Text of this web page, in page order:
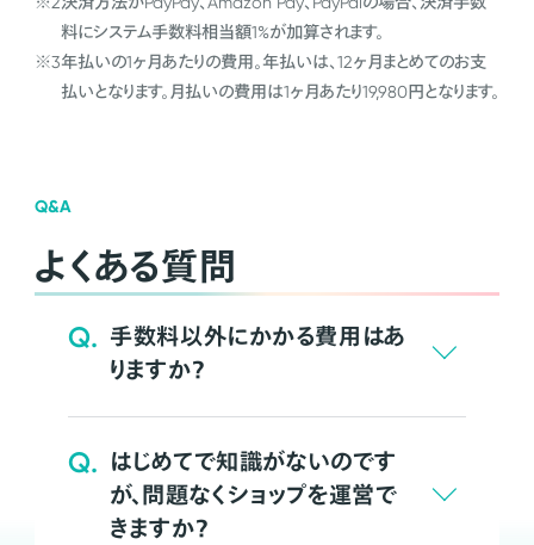
料にシステム手数料相当額1%が加算されます。
※3年払いの1ヶ月あたりの費用。年払いは、12ヶ月まとめてのお支
払いとなります。月払いの費用は1ヶ月あたり19,980円となります。
Q&A
よくある質問
Q. 手数料以外にかかる費用はあ
りますか？
Q. はじめてで知識がないのです
が、問題なくショップを運営で
きますか？